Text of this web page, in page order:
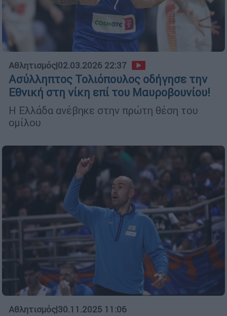
Αθλητισμός|02.03.2026 22:37
Ασύλληπτος Τολιόπουλος οδήγησε την
Εθνική στη νίκη επί του Μαυροβουνίου!
Η Ελλάδα ανέβηκε στην πρώτη θέση του
ομίλου
Αθλητισμός|30.11.2025 11:06